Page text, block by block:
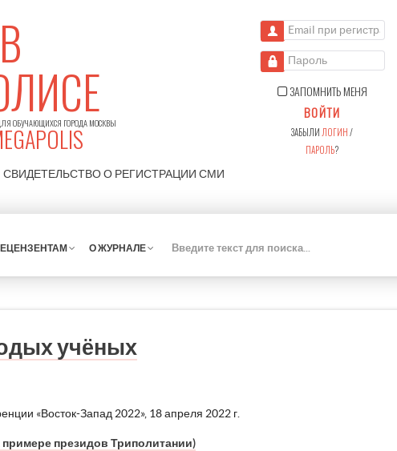
ОБУЧАЮЩИХСЯ ГОРОДА МОСКВЫ
СВИДЕТЕЛЬСТВО О РЕГИСТРАЦИИ СМИ
Email при регистрации
Пароль
ЗАПОМНИТЬ МЕНЯ
ВОЙТИ
ЗАБЫЛИ ЛОГИН/
ПАРОЛЬ?
О ЖУРНАЛЕ
К
учёных
«Восток-Запад 2022», 18 апреля 2022 г.
президов Триполитании)